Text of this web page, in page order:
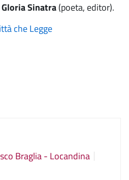
Gloria Sinatra(poeta, editor).
che Legge
Braglia - Locandina